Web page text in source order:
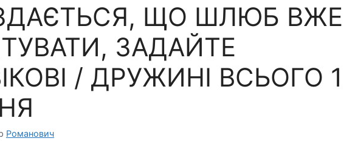
ЩО ШЛЮБ ВЖЕ
ЗАДАЙТЕ
/ ДРУЖИНІ ВСЬОГО 1
Романович